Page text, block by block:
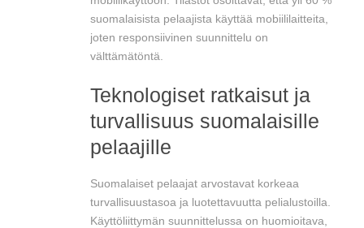
suomalaisista pelaajista käyttää mobiililaitteita,
joten responsiivinen suunnittelu on
välttämätöntä.
Teknologiset ratkaisut ja
turvallisuus suomalaisille
pelaajille
Suomalaiset pelaajat arvostavat korkeaa
turvallisuustasoa ja luotettavuutta pelialustoilla.
Käyttöliittymän suunnittelussa on huomioitava,